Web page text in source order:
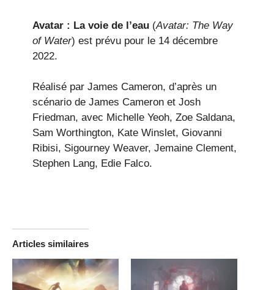
Avatar : La voie de l’eau(Avatar: The Way
of Water) est prévu pour le 14 décembre
2022.
Réalisé par James Cameron, d’après un
scénario de James Cameron et Josh
Friedman, avec Michelle Yeoh, Zoe Saldana,
Sam Worthington, Kate Winslet, Giovanni
Ribisi, Sigourney Weaver, Jemaine Clement,
Stephen Lang, Edie Falco.
Articles similaires